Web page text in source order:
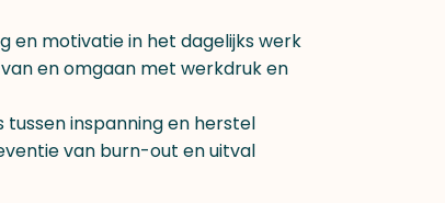
en motivatie in het dagelijks werk
en omgaan met werkdruk en
inspanning en herstel
van burn-out en uitval